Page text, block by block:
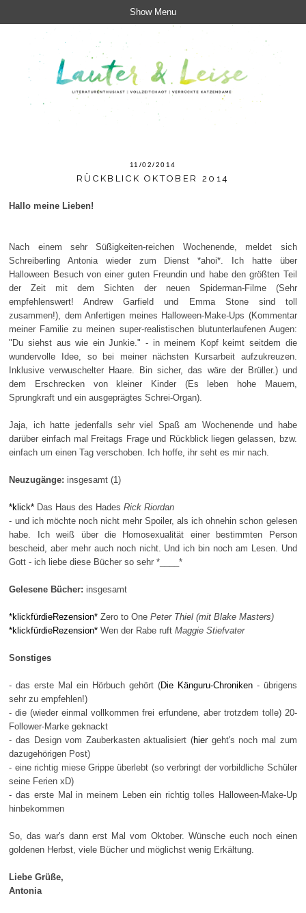
Show Menu
11/02/2014
RÜCKBLICK OKTOBER 2014
Hallo meine Lieben!
Nach einem sehr Süßigkeiten-reichen Wochenende, meldet sich
Schreiberling Antonia wieder zum Dienst *ahoi*. Ich hatte über
Halloween Besuch von einer guten Freundin und habe den größten Teil
der Zeit mit dem Sichten der neuen Spiderman-Filme (Sehr
empfehlenswert! Andrew Garfield und Emma Stone sind toll
zusammen!), dem Anfertigen meines Halloween-Make-Ups (Kommentar
meiner Familie zu meinen super-realistischen blutunterlaufenen Augen:
"Du siehst aus wie ein Junkie." - in meinem Kopf keimt seitdem die
wundervolle Idee, so bei meiner nächsten Kursarbeit aufzukreuzen.
Inklusive verwuschelter Haare. Bin sicher, das wäre der Brüller.) und
dem Erschrecken von kleiner Kinder (Es leben hohe Mauern,
Sprungkraft und ein ausgeprägtes Schrei-Organ).
Jaja, ich hatte jedenfalls sehr viel Spaß am Wochenende und habe
darüber einfach mal Freitags Frage und Rückblick liegen gelassen, bzw.
einfach um einen Tag verschoben. Ich hoffe, ihr seht es mir nach.
Neuzugänge:insgesamt (1)
*klick* Das Haus des HadesRick Riordan
- und ich möchte noch nicht mehr Spoiler, als ich ohnehin schon gelesen
habe. Ich weiß über die Homosexualität einer bestimmten Person
bescheid, aber mehr auch noch nicht. Und ich bin noch am Lesen. Und
Gott - ich liebe diese Bücher so sehr *____*
Gelesene Bücher:insgesamt
*klickfürdieRezension* Zero to OnePeter Thiel (mit Blake Masters)
*klickfürdieRezension* Wen der Rabe ruftMaggie Stiefvater
Sonstiges
- das erste Mal ein Hörbuch gehört (Die Känguru-Chroniken- übrigens
sehr zu empfehlen!)
- die (wieder einmal vollkommen frei erfundene, aber trotzdem tolle) 20-
Follower-Marke geknackt
- das Design vom Zauberkasten aktualisiert (hiergeht's noch mal zum
dazugehörigen Post)
- eine richtig miese Grippe überlebt (so verbringt der vorbildliche Schüler
seine Ferien xD)
- das erste Mal in meinem Leben ein richtig tolles Halloween-Make-Up
hinbekommen
So, das war's dann erst Mal vom Oktober. Wünsche euch noch einen
goldenen Herbst, viele Bücher und möglichst wenig Erkältung.
Liebe Grüße,
Antonia